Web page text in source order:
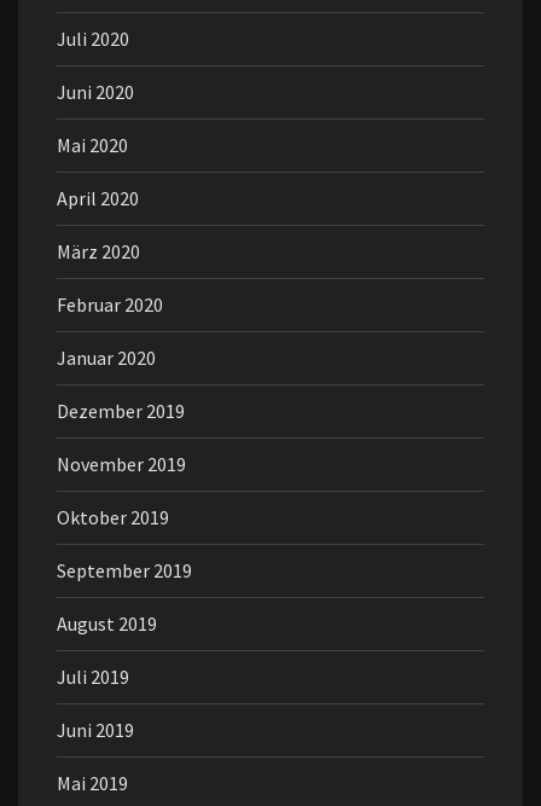
Juli 2020
Juni 2020
Mai 2020
April 2020
März 2020
Februar 2020
Januar 2020
Dezember 2019
November 2019
Oktober 2019
September 2019
August 2019
Juli 2019
Juni 2019
Mai 2019